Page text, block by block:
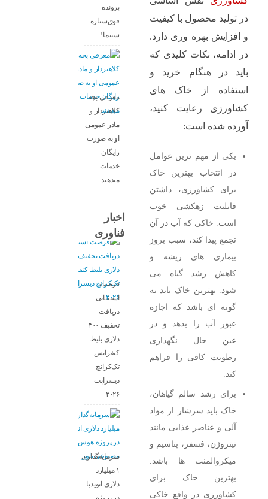
در تولید محصول با کیفیت
و افزایش بهره‌ وری دارد.
در ادامه، نکات کلیدی که
باید در هنگام خرید و
استفاده از خاک‌ های
کشاورزی رعایت کنید،
آورده شده است:
یکی از مهم‌ ترین عوامل
در انتخاب بهترین خاک
برای کشاورزی، داشتن
قابلیت زهکشی خوب
است. خاکی که آب در آن
تجمع پیدا کند، سبب بروز
بیماری‌ های ریشه و
کاهش رشد گیاه می‌
شود. بهترین خاک باید به
گونه‌ ای باشد که اجازه
عبور آب را بدهد و در
عین حال نگهداری
رطوبت کافی را فراهم
کند.
برای رشد سالم گیاهان،
خاک باید سرشار از مواد
آلی و عناصر غذایی مانند
نیتروژن، فسفر، پتاسیم و
میکروالمنت‌ ها باشد.
بهترین خاک برای
کشاورزی در واقع خاکی
پرونده
فوق‌ستاره
سینما!
معرفی بچه
کلاهبردار و
مادر عمومی
او به صورت
رایگان
خدمات
میدهند
اخبار
فناوری
فرصت
استثنایی:
دریافت
تخفیف ۴۰۰
دلاری بلیط
کنفرانس
تک‌کرانچ
دیسراپت
۲۰۲۶
سرمایه‌گذاری
۱ میلیارد
دلاری انویدیا